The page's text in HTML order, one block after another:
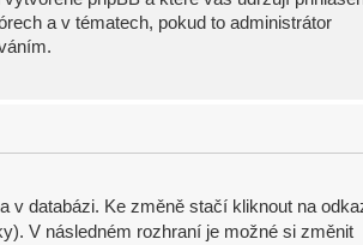
a v tématech, pokud to administrátor
v databázi. Ke změně stačí kliknout na
V následném rozhraní je možné si změnit